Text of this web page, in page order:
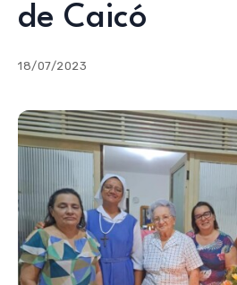
de Caicó
18/07/2023